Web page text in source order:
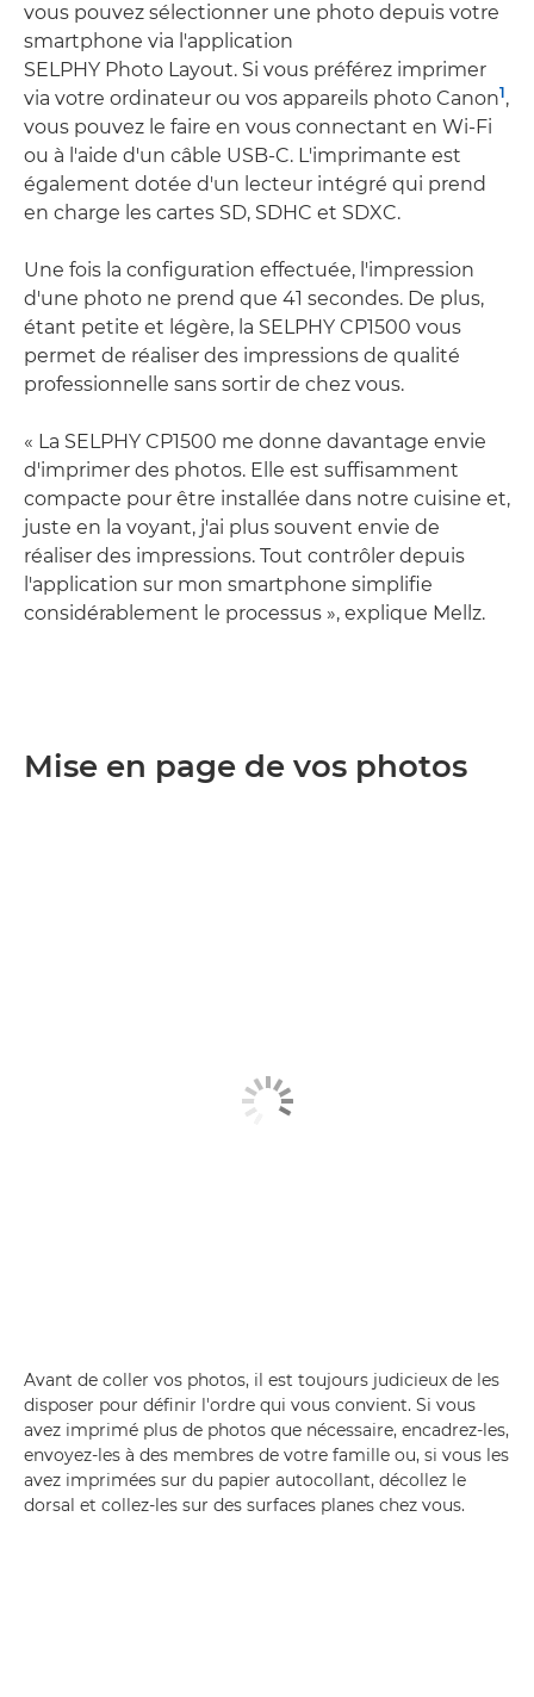
vous pouvez sélectionner une photo depuis votre
smartphone via l'application
SELPHY Photo Layout. Si vous préférez imprimer
via votre ordinateur ou vos appareils photo Canon1,
vous pouvez le faire en vous connectant en Wi-Fi
ou à l'aide d'un câble USB-C. L'imprimante est
également dotée d'un lecteur intégré qui prend
en charge les cartes SD, SDHC et SDXC.
Une fois la configuration effectuée, l'impression
d'une photo ne prend que 41 secondes. De plus,
étant petite et légère, la SELPHY CP1500 vous
permet de réaliser des impressions de qualité
professionnelle sans sortir de chez vous.
« La SELPHY CP1500 me donne davantage envie
d'imprimer des photos. Elle est suffisamment
compacte pour être installée dans notre cuisine et,
juste en la voyant, j'ai plus souvent envie de
réaliser des impressions. Tout contrôler depuis
l'application sur mon smartphone simplifie
considérablement le processus », explique Mellz.
Mise en page de vos photos
Avant de coller vos photos, il est toujours judicieux de les
disposer pour définir l'ordre qui vous convient. Si vous
avez imprimé plus de photos que nécessaire, encadrez-les,
envoyez-les à des membres de votre famille ou, si vous les
avez imprimées sur du papier autocollant, décollez le
dorsal et collez-les sur des surfaces planes chez vous.